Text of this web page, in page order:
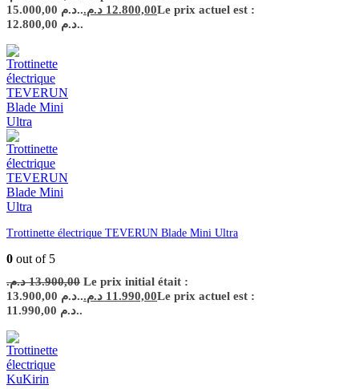
15.000,00 د.م..
12.800,00 د.م.
Le prix actuel est :
12.800,00 د.م..
Trottinette électrique TEVERUN Blade Mini Ultra
0 out of 5
13.900,00 د.م.
Le prix initial était :
13.900,00 د.م..
11.990,00 د.م.
Le prix actuel est :
11.990,00 د.م..